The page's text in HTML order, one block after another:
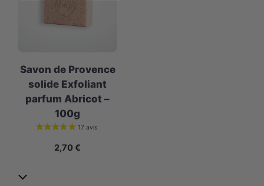
Savon de Provence
solide Exfoliant
parfum Abricot –
100g
2,70 €